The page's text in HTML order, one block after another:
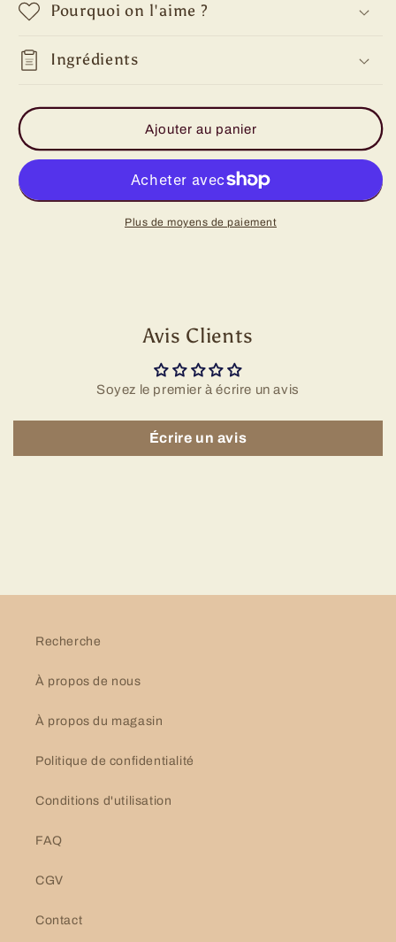
Pourquoi on l'aime ?
Ingrédients
Ajouter au panier
Plus de moyens de paiement
Avis Clients
Soyez le premier à écrire un avis
Écrire un avis
Recherche
À propos de nous
À propos du magasin
Politique de confidentialité
Conditions d'utilisation
FAQ
CGV
Contact